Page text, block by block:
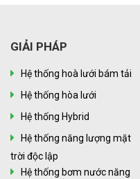
GIẢI PHÁP
Hệ thống hoà lưới bám tải
Hệ thống hòa lưới
Hệ thống Hybrid
Hệ thống năng lượng mặt
trời độc lập
Hệ thống bơm nước năng